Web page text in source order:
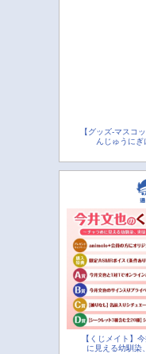
【グッズ-マスコ
んじゅうに
【くじメイト】
に見える幼馴染